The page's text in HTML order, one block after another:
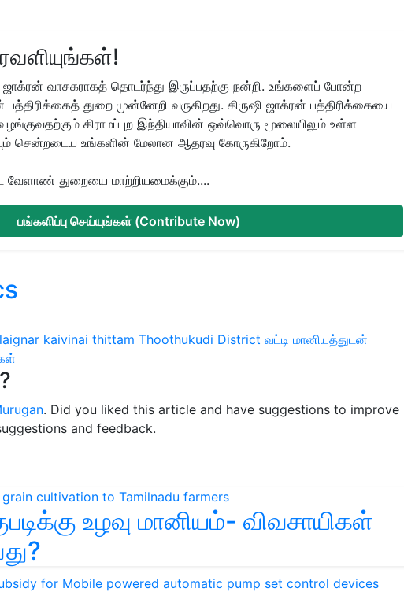
ஜாக்ரன் வாசகராகத் தொடர்ந்து இருப்பதற்கு நன்றி. உங்களைப் போன்ற
துறை முன்னேறி வருகிறது. கிருஷி ஜாக்ரன் பத்திரிக்கையை
கிராமப்புற இந்தியாவின் ஒவ்வொரு மூலையிலும் உள்ள
சென்றடைய உங்களின் மேலான ஆதரவு கோருகிறோம்.
வேளாண் துறையை மாற்றியமைக்கும்....
பங்களிப்பு செய்யுங்கள் (Contribute Now)
kaivinai thittam Thoothukudi District வட்டி மானியத்துடன்
. Did you liked this article and have suggestions to improve
and feedback.
உழவு மானியம்- விவசாயிகள்